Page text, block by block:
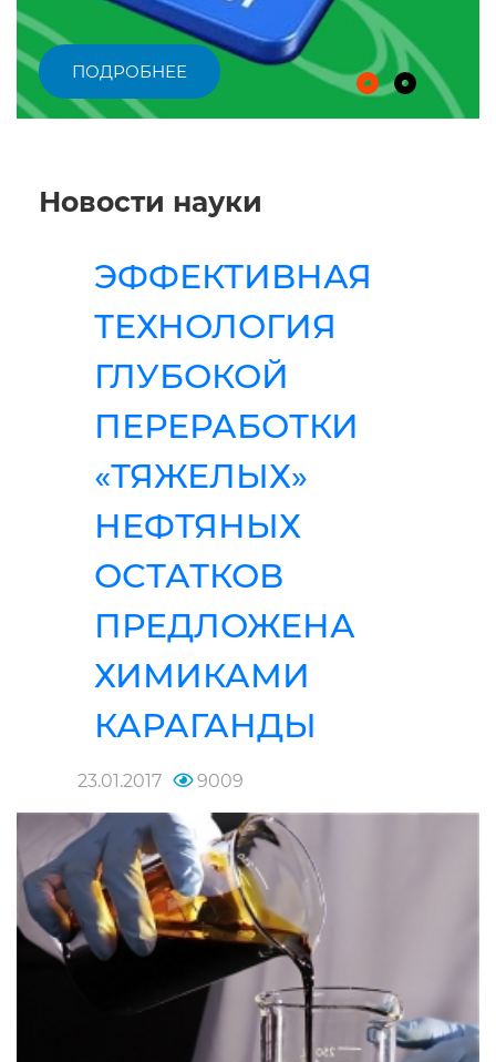
ПОДРОБНЕЕ
Новости науки
ЭФФЕКТИВНАЯ
ТЕХНОЛОГИЯ
ГЛУБОКОЙ
ПЕРЕРАБОТКИ
«ТЯЖЕЛЫХ»
НЕФТЯНЫХ
ОСТАТКОВ
ПРЕДЛОЖЕНА
ХИМИКАМИ
КАРАГАНДЫ
23.01.2017 9009